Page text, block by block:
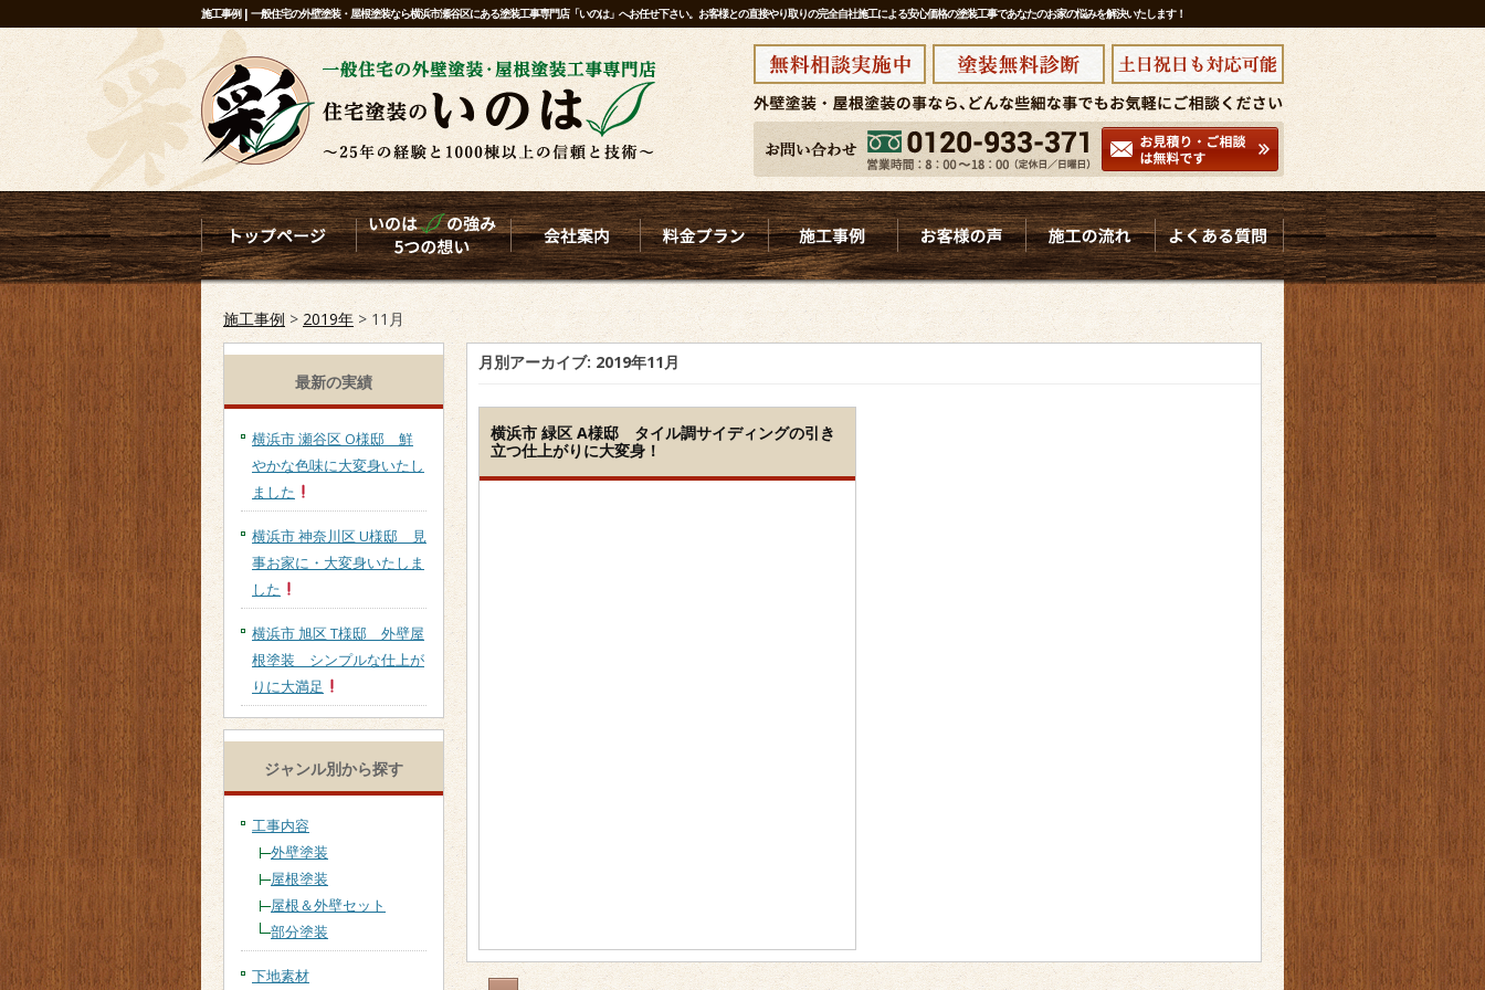
施工事例 | 一般住宅の外壁塗装・屋根塗装なら横浜市瀬谷区にある塗装工事専門店「いのは」へお任せ下さい。お客様との直接やり取りの完全自社施工による安心価格の塗装工事であなたのお家の悩みを解決いたします！
施工事例>2019年>11月
月別アーカイブ: 2019年11月
横浜市 緑区 A様邸 タイル調サイディングの引き
立つ仕上がりに大変身！
最新の実績
横浜市 瀬谷区 O様邸 鮮
やかな色味に大変身いたし
ました
横浜市 神奈川区 U様邸 見
事お家に・大変身いたしま
した
横浜市 旭区 T様邸 外壁屋
根塗装 シンプルな仕上が
りに大満足
ジャンル別から探す
工事内容
外壁塗装
屋根塗装
屋根＆外壁セット
部分塗装
下地素材